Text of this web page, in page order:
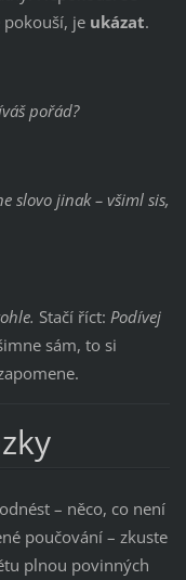
pokouší, je ukázat.
pořád?
slovo jinak – všiml sis,
Stačí říct: Podívej
sám, to si
– něco, co není
poučování – zkuste
plnou povinných